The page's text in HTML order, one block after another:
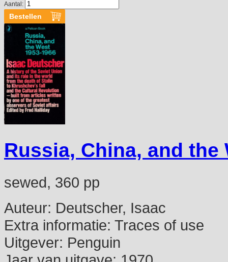
Aantal:
Russia, China, and the
sewed, 360 pp
Auteur: Deutscher, Isaac
Extra informatie: Traces of use
Uitgever: Penguin